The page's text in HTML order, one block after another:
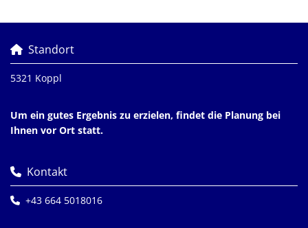
 Standort
5321 Koppl
Um ein gutes Ergebnis zu erzielen, findet die Planung bei
Ihnen vor Ort statt.
 Kontakt
 +43 664 5018016